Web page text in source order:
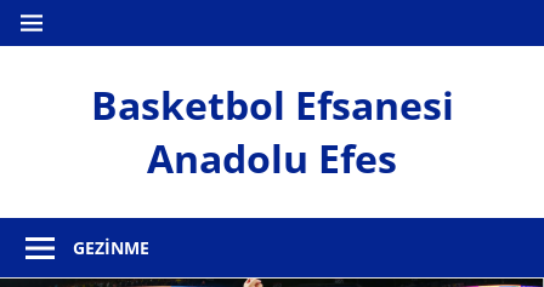
İçeriğe
geç MENÜ
Basketbol Efsanesi
Anadolu Efes
Efes
GEZINME